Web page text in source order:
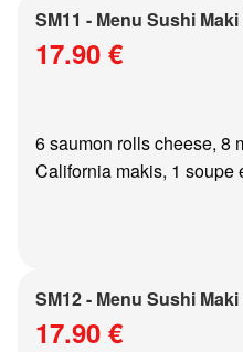
SM11 - Menu Sushi
17.90 €
6 saumon rolls cheese, 8
California makis, 1 soupe
SM12 - Menu Sushi
17.90 €